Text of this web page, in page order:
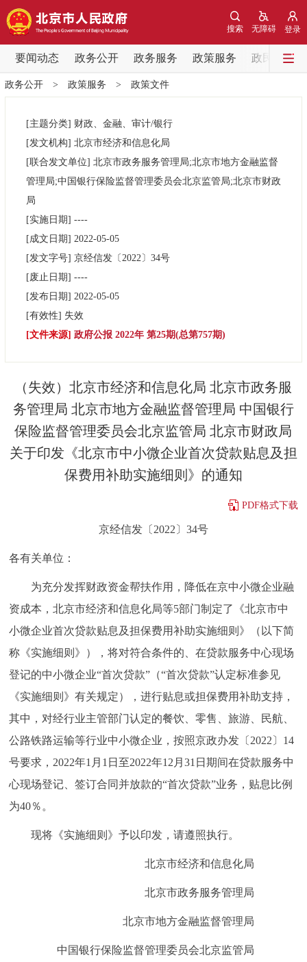
登录
无障碍
搜索
要闻动态 政务公开 政务服务 政策服务 政民互动
要闻动态
党中央精神 国务院信息
北京要闻 会议信息
政务公开
市领导
政策兑现
个人服务 法人服务 部门服务
便民服务 利企服务 投资项目
中介服务 阳光政务
参与调查 在线访谈 图说互动
北京概况 十六区概览 人文北京
绿色北京 图说北京 视频北京
ENGLISH 한국어 日本語
DEUTSCH
政务公开> 政策服务 > 政策文件
[主题分类] 财政、金融、审计/银行
[发文机构] 北京市经济和信息化局
[联合发文单位] 北京市政务服务管理局;北京市地方金融监督
管理局;中国银行保险监督管理委员会北京监管局;北京市财政
局
[实施日期] ----
[成文日期] 2022-05-05
[发文字号] 京经信发〔2022〕 34号
[废止日期] ----
[发布日期] 2022-05-05
[有效性] 失效
[文件来源] 政府公报 2022年 第25期(总第757期)
（失效）北京市经济和信息化局 北京市政务服
务管理局 北京市地方金融监督管理局 中国银行
保险监督管理委员会北京监管局 北京市财政局
关于印发《北京市中小微企业首次贷款贴息及担
保费用补助实施细则》的通知
PDF格式下载
京经信发〔2022〕34号
各有关单位：
为充分发挥财政资金帮扶作用，降低在京中小微企业融
资成本，北京市经济和信息化局等5部门制定了《北京市中
小微企业首次贷款贴息及担保费用补助实施细则》（以下简
称《实施细则》），将对符合条件的、在贷款服务中心现场
登记的中小微企业“首次贷款”（“首次贷款”认定标准参见
《实施细则》有关规定），进行贴息或担保费用补助支持，
其中，对经行业主管部门认定的餐饮、零售、旅游、民航、
公路铁路运输等行业中小微企业，按照京政办发〔2022〕14
号要求，2022年1月1日至2022年12月31日期间在贷款服务中
心现场登记、签订合同并放款的“首次贷款”业务，贴息比例
为40％。
现将《实施细则》予以印发，请遵照执行。
北京市经济和信息化局
北京市政务服务管理局
北京市地方金融监督管理局
中国银行保险监督管理委员会北京监管局